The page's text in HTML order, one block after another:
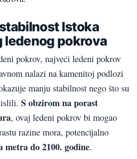
Istoka
pokrova
pokrov, najveći ledeni pokrov
nalazi na kamenitoj podlozi
manju stabilnost nego što su
S obzirom na porast
, ovaj ledeni pokrov bi mogao
razine mora, potencijalno
metra do 2100. godine.